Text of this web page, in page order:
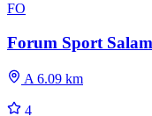
FO
Forum Sport
A 6.09 km
4